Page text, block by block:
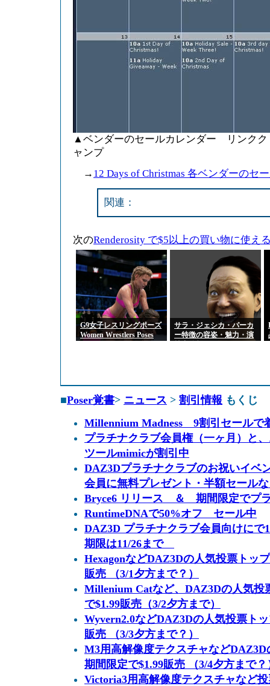
▲ベンダーのセールカレンダー リンクク
ャンプ
→ 12 Days of Christmas 各ベンダーのセ
関連：
次のRenderosity で$5以上の買い物に使え
G9女子レスリングポーズ
Women Wrestlers Poses
サラ・ジェシカ・パーカ
ー特徴の容姿・魅力・演
■Poser覚書> ニュース > 割引情報 もくじ
Millennium Madness 9割引セールで
プラチナクラブ会員権（一ヶ月）と
ツールmimicが割引中
DAZ3Dプラチナクラブのお祝いイ
会員に無料プレゼント・半額セール
Bryce6 リリース ＆ 期間限定でプ
RuntimeDNAで50%オフ セール中
DAZ3D プラチナクラブ会員向けにで
期限は11/26まで
HexagonなどDAZ3Dの人気投票トッ
販売 （3/1夕方まで？）
Millenium Catなど、DAZ3Dの人気投
で$1.99販売（3/2夕方まで）
Wyvern2.0などDAZ3Dの人気投票ト
販売 （3/3夕方まで？）
M3用高解像度テクスチャなど
期間限定で$1.99販売 （3/4夕方まで？
Victoria3用高解像度テクスチャなど